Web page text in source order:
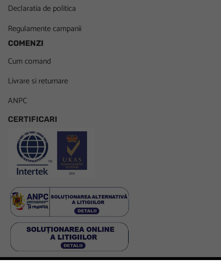
Declaratia de politica
Regulamente campanii
COMENZI
Cum comand
Livrare si returnare
ANPC
CERTIFICARI